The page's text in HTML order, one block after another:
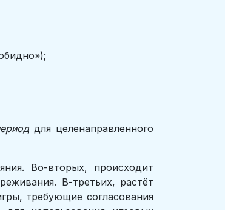
для целенаправленного
Во-вторых, происходит
В-третьих, растёт
требующие согласования